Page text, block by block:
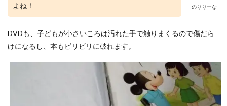
プレ
ロン
グ
シン
のりりーな
よね！
DVDも、子どもが小さいころは汚れた手で触りまくるので傷だら
けになるし、本もビリビリに破れます。